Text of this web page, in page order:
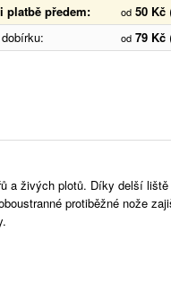
platbě předem: od 50 Kč
od 79 Kč
a živých plotů. Díky delší
protiběžné nože